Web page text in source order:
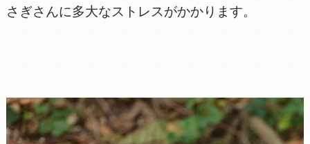
さぎさんに多大なストレスがかかります。